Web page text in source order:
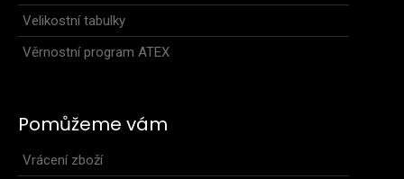
Velikostní tabulky
Věrnostní program ATEX
Pomůžeme vám
Vrácení zboží